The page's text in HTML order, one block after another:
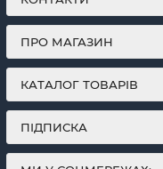
ПРО МАГАЗИН
КАТАЛОГ ТОВАРІВ
ПІДПИСКА